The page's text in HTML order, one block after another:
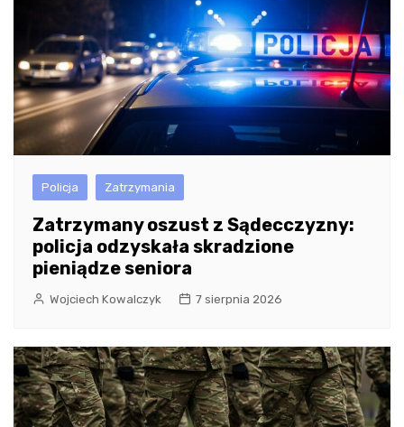
Policja Zatrzymania
Zatrzymany oszust z Sądecczyzny:
policja odzyskała skradzione
pieniądze seniora
Wojciech Kowalczyk 7 sierpnia 2026